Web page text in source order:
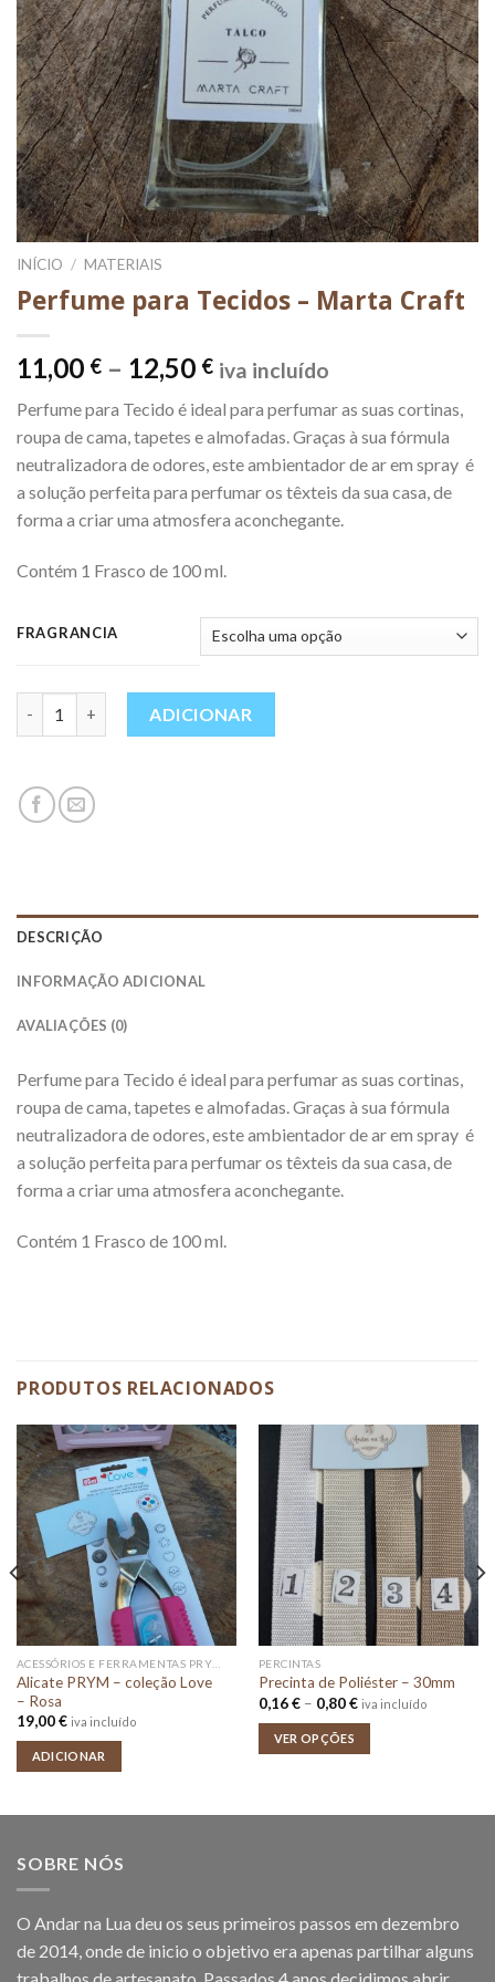
INÍCIO / MATERIAIS
Perfume para Tecidos – Marta Craft
11,00 € – 12,50 €Price
11,00 €
through
12,50 €
iva incluído
Perfume para Tecido é ideal para perfumar as suas cortinas,
roupa de cama, tapetes e almofadas. Graças à sua fórmula
neutralizadora de odores, este ambientador de ar em spray é
a solução perfeita para perfumar os têxteis da sua casa, de
forma a criar uma atmosfera aconchegante.
Contém 1 Frasco de 100 ml.
FRAGRANCIA
ADICIONAR
DESCRIÇÃO
INFORMAÇÃO ADICIONAL
AVALIAÇÕES (0)
Perfume para Tecido é ideal para perfumar as suas cortinas,
roupa de cama, tapetes e almofadas. Graças à sua fórmula
neutralizadora de odores, este ambientador de ar em spray é
a solução perfeita para perfumar os têxteis da sua casa, de
forma a criar uma atmosfera aconchegante.
Contém 1 Frasco de 100 ml.
PRODUTOS RELACIONADOS
Alicate PRYM – coleção Love
– Rosa
19,00€ iva incluído
ADICIONAR
PERCINTAS
Precinta de Poliéster – 30mm
0,16€ – 0,80€Price
0,80 €
iva incluído
VER OPÇÕES
SOBRE NÓS
O Andar na Lua deu os seus primeiros passos em dezembro
de 2014, onde de inicio o objetivo era apenas partilhar alguns